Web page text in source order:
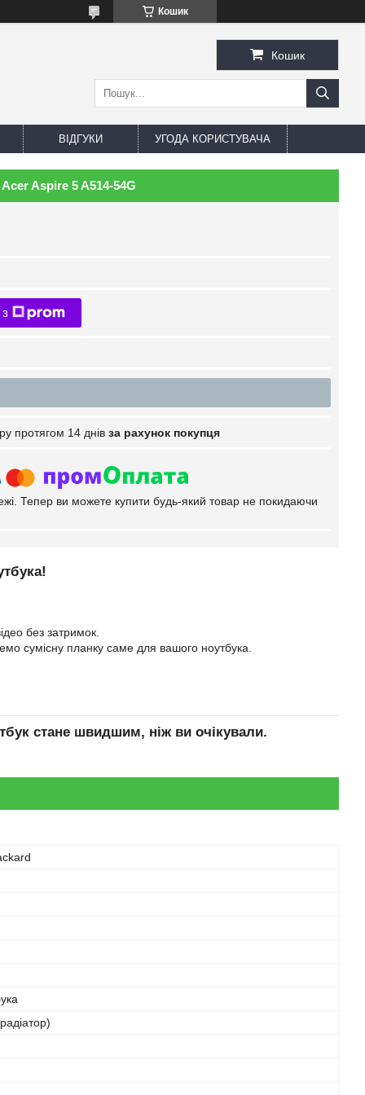
Кошик
Кошик
ВІДГУКИ УГОДА КОРИСТУВАЧА
Aspire 5 A514-54G
протягом 14 днів за рахунок покупця
Тепер ви можете купити будь-який товар не покидаючи
без затримок.
сумісну планку саме для вашого ноутбука.
стане швидшим, ніж ви очікували.